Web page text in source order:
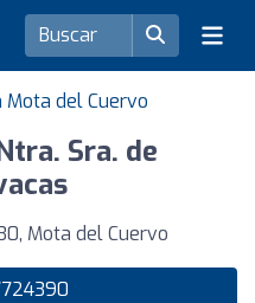
del Cuervo
Sra. de
Mota del Cuervo